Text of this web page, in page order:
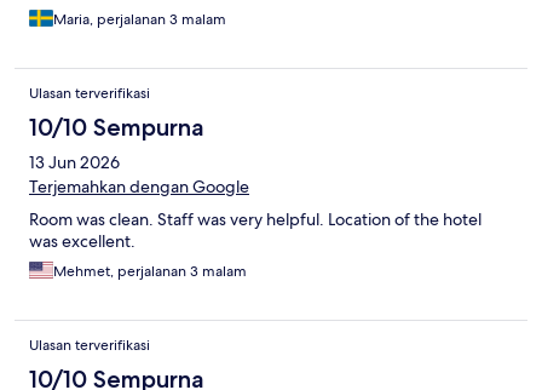
Maria, perjalanan 3 malam
Ulasan terverifikasi
10/10 Sempurna
13 Jun 2026
Terjemahkan dengan Google
Room was clean. Staff was very helpful. Location of the hotel
was excellent.
Mehmet, perjalanan 3 malam
Ulasan terverifikasi
10/10 Sempurna